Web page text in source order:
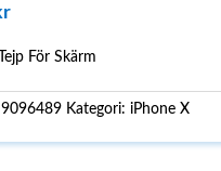
För Skärm
9096489 Kategori:iPhone X